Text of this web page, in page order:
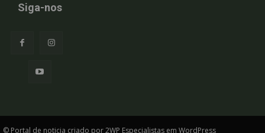
Siga-nos
© Portal de noticia criado por 2WP Especialistas em WordPress